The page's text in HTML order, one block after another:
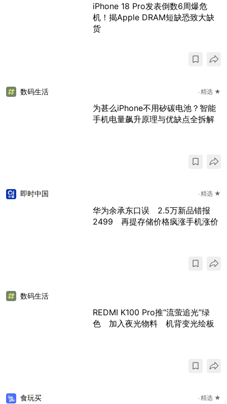
iPhone 18 Pro发表倒数6周爆危
机！揭Apple DRAM短缺恐致大缺
货
数码生活 精选 ★
为甚么iPhone不用矽碳电池？智能
手机电量飙升原理与优缺点全拆解
即时中国 精选 ★
华为余承东口误 2.5万新品错报
2499 再提存储价格疯涨手机涨价
数码生活
REDMI K100 Pro推“流萤追光”绿
色 加入夜光物料 机背变光绘板
食玩买 精选 ★